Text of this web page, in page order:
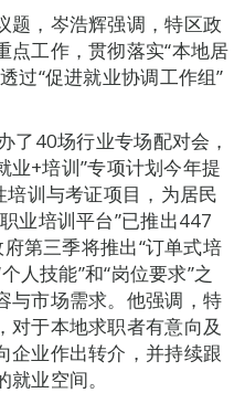
题，岑浩辉强调，特区政
点工作，贯彻落实“本地居
过“促进就业协调工作组”
了40场行业专场配对会，
业+培训”专项计划今年提
训与考证项目，为居民
业培训平台”已推出447
第三季将推出“订单式培
人技能”和“岗位要求”之
与市场需求。他强调，特
对于本地求职者有意向及
企业作出转介，并持续跟
业空间。